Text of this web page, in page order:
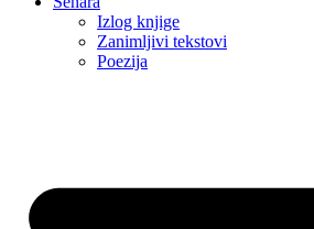
Izlog knjige
Zanimljivi tekstovi
Poezija